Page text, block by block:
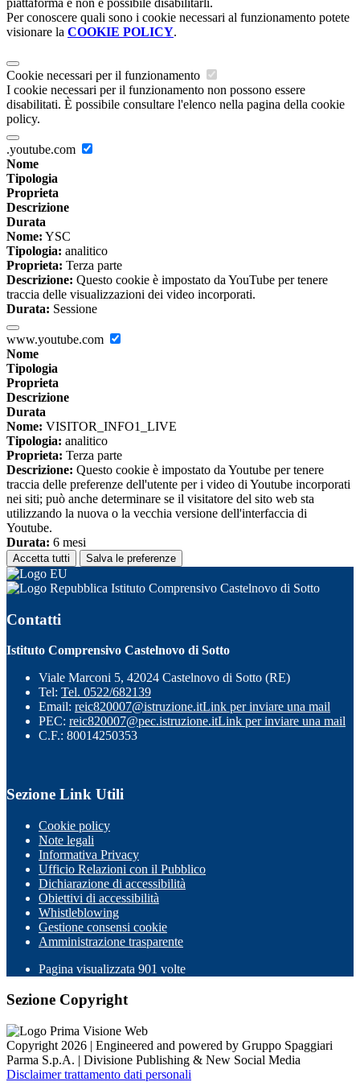
Per conoscere quali sono i cookie necessari al funzionamento potete
visionare la COOKIE POLICY.
Cookie necessari per il funzionamento
I cookie necessari per il funzionamento non possono essere
disabilitati. È possibile consultare l'elenco nella pagina della cookie
policy.
.youtube.com
Nome
Tipologia
Proprieta
Descrizione
Durata
Nome: YSC
Tipologia: analitico
Proprieta: Terza parte
Descrizione: Questo cookie è impostato da YouTube per tenere
traccia delle visualizzazioni dei video incorporati.
Durata: Sessione
www.youtube.com
Nome
Tipologia
Proprieta
Descrizione
Durata
Nome: VISITOR_INFO1_LIVE
Tipologia: analitico
Proprieta: Terza parte
Descrizione: Questo cookie è impostato da Youtube per tenere
traccia delle preferenze dell'utente per i video di Youtube incorporati
nei siti; può anche determinare se il visitatore del sito web sta
utilizzando la nuova o la vecchia versione dell'interfaccia di
Youtube.
Durata: 6 mesi
Accetta tutti Salva le preferenze
Istituto Comprensivo Castelnovo di Sotto
Contatti
Istituto Comprensivo Castelnovo di Sotto
Viale Marconi 5, 42024 Castelnovo di Sotto (RE)
Tel: Tel. 0522/682139
Email: reic820007@istruzione.itLink per inviare una mail
PEC: reic820007@pec.istruzione.itLink per inviare una mail
C.F.: 80014250353
Sezione Link Utili
Cookie policy
Note legali
Informativa Privacy
Ufficio Relazioni con il Pubblico
Dichiarazione di accessibilità
Obiettivi di accessibilità
Whistleblowing
Gestione consensi cookie
Amministrazione trasparente
Pagina visualizzata 901 volte
Sezione Copyright
Copyright 2026 | Engineered and powered by Gruppo Spaggiari
Parma S.p.A. | Divisione Publishing & New Social Media
Disclaimer trattamento dati personali